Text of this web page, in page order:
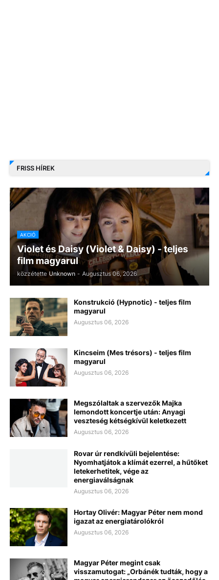
FRISS HÍREK
AKCIÓ
Violet és Daisy (Violet & Daisy) - teljes
film magyarul
közzétette Unknown - Augusztus 06, 2026
Konstrukció (Hypnotic) - teljes film
magyarul
Augusztus 06, 2026
Kincseim (Mes trésors) - teljes film
magyarul
Augusztus 06, 2026
Megszólaltak a szervezők Majka
lemondott koncertje után: Anyagi
veszteség kétségkívül keletkezett
Augusztus 06, 2026
Rovar úr rendkívüli bejelentése:
Nyomhatjátok a klímát ezerrel, a hűtőket
letekerhetitek, vége az
energiaválságnak
Augusztus 06, 2026
Hortay Olivér: Magyar Péter nem mond
igazat az energiatárolókról
Augusztus 06, 2026
Magyar Péter megint csak
visszamutogat: „Orbánék tudták, hogy a